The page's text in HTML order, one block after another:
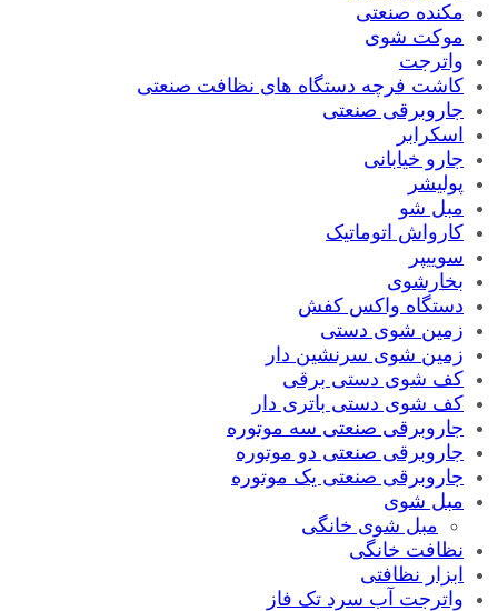
مکنده صنعتی
موکت شوی
واترجت
کاشت فرچه دستگاه های نظافت صنعتی
جاروبرقی صنعتی
اسکرابر
جارو خیابانی
پولیشر
مبل شو
کارواش اتوماتیک
سوییپر
بخارشوی
دستگاه واکس کفش
زمین شوی دستی
زمین شوی سرنشین دار
کف شوی دستی برقی
کف شوی دستی باتری دار
جاروبرقی صنعتی سه موتوره
جاروبرقی صنعتی دو موتوره
جاروبرقی صنعتی یک موتوره
مبل شوی
مبل شوی خانگی
نظافت خانگی
ابزار نظافتی
واترجت آب سرد تک فاز